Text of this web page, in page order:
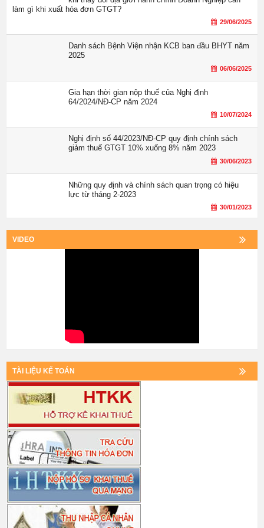
làm gì khi xuất hóa đơn GTGT?
29/06/2025
Danh sách Bệnh Viện nhận KCB ban đầu BHYT năm
2025
06/06/2025
Gia hạn thời gian nộp thuế của Nghị định
64/2024/NĐ-CP năm 2024
10/07/2024
Nghị định số 44/2023/NĐ-CP quy định chính sách
giảm thuế GTGT 10% xuống 8% năm 2023
30/06/2023
Những quy định và chính sách quan trọng có hiệu
lực từ tháng 2-2023
30/01/2023
VIDEO
TÀI LIỆU KẾ TOÁN